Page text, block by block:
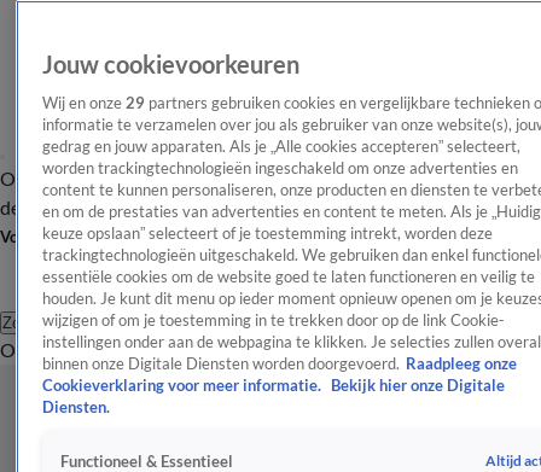
OverzichtAfleveringen Entertainment TV Algemeen
Tip
de redactieNieuwsbrief
Volg Shownieuws
Zoeken
OverzichtEntertainmentSpraakmakendRealityCrimeVideo's
Jouw cookievoorkeuren
Wij en onze 29 partners gebruiken cookies en vergelijkbare technieken
informatie te verzamelen over jou als gebruiker van onze website(s),
gedrag en jouw apparaten. Als je „Alle cookies accepteren” selecteert,
worden trackingtechnologieën ingeschakeld om onze advertenties en
content te kunnen personaliseren, onze producten en diensten te
en om de prestaties van advertenties en content te meten. Als je
keuze opslaan” selecteert of je toestemming intrekt, worden deze
trackingtechnologieën uitgeschakeld. We gebruiken dan enkel
essentiële cookies om de website goed te laten functioneren en veilig te
houden. Je kunt dit menu op ieder moment opnieuw openen om je
wijzigen of om je toestemming in te trekken door op de link Cookie-
instellingen onder aan de webpagina te klikken. Je selecties zullen overal
binnen onze Digitale Diensten worden doorgevoerd. Raadpleeg onze
Cookieverklaring voor meer informatie.
Bekijk hier onze Digitale
Diensten.
Functioneel & Essentieel Altijd